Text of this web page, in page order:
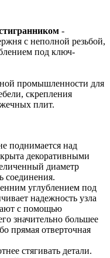
-
с неполной резьбой,
под ключ-
промышленности для
скрепления
плит.
поднимается над
декоративными
диаметр
соединения.
углублением под
надежность узла
с помощью
значительно большее
прямая отверточная
стягивать детали.